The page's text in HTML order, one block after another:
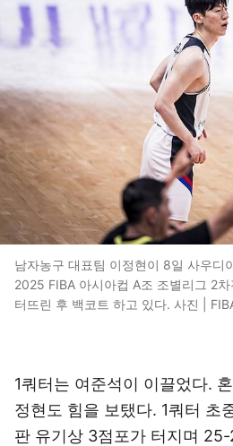
남자농구 대표팀 이정현이 8일 사우디
2025 FIBA 아시아컵 A조 조별리그 2
터뜨린 후 백코트 하고 있다. 사진 |
1쿼터는 여준석이 이끌었다.
정현도 힘을 보탰다. 1쿼터 초
판 유기상 3점포가 터지며